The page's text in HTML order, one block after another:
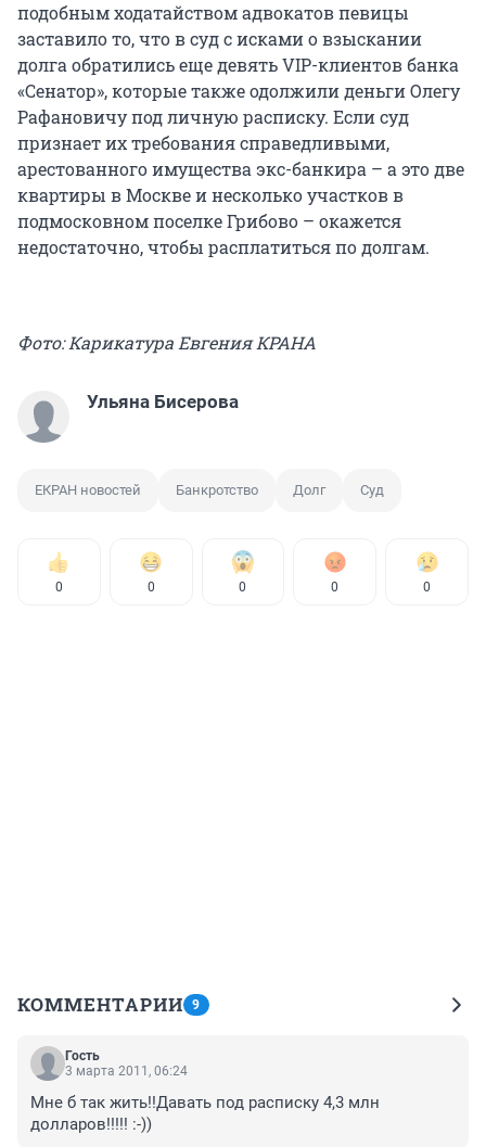
подобным ходатайством адвокатов певицы
заставило то, что в суд с исками о взыскании
долга обратились еще девять VIP-клиентов банка
«Сенатор», которые также одолжили деньги Олегу
Рафановичу под личную расписку. Если суд
признает их требования справедливыми,
арестованного имущества экс-банкира – а это две
квартиры в Москве и несколько участков в
подмосковном поселке Грибово – окажется
недостаточно, чтобы расплатиться по долгам.
Фото: Карикатура Евгения КРАНА
Ульяна Бисерова
ЕКРАН новостей Банкротство Долг Суд
0 0 0 0 0
КОММЕНТАРИИ 9
Гость
3 марта 2011, 06:24
Мне б так жить!!Давать под расписку 4,3 млн
долларов!!!!! :-))